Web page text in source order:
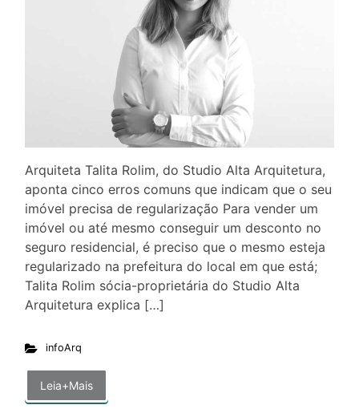
Arquiteta Talita Rolim, do Studio Alta Arquitetura,
aponta cinco erros comuns que indicam que o seu
imóvel precisa de regularização Para vender um
imóvel ou até mesmo conseguir um desconto no
seguro residencial, é preciso que o mesmo esteja
regularizado na prefeitura do local em que está;
Talita Rolim sócia-proprietária do Studio Alta
Arquitetura explica […]
infoArq
Leia+Mais